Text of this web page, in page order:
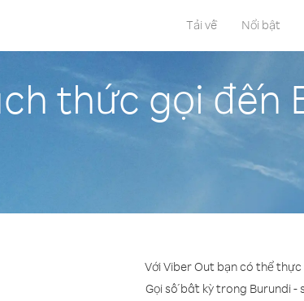
Tải về Nổi bật
thức gọi đến
Với Viber Out bạn có thể
Gọi số bất kỳ trong Burundi -